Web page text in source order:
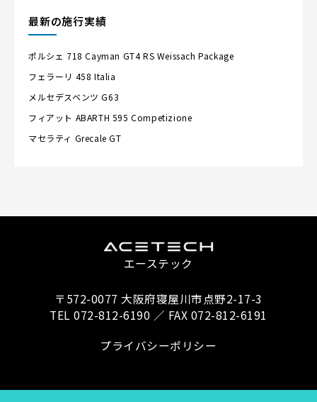
最新の施行実績
ポルシェ 718 Cayman GT4 RS Weissach Package
フェラーリ 458 Italia
メルセデスベンツ G63
フィアット ABARTH 595 Competizione
マセラティ Grecale GT
エーステック
〒572-0077 大阪府寝屋川市点野2-17-3
TEL 072-812-6190 ／ FAX 072-812-6191
プライバシーポリシー